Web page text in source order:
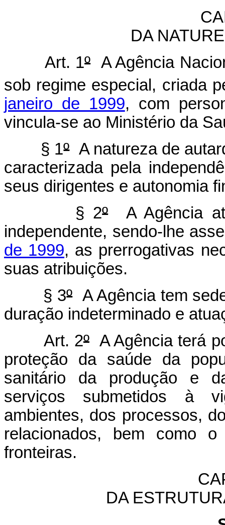
DA
Art. 1ºA Agência
sob regime especial, criada
janeiro de 1999, com
vincula-se ao Ministério da
§ 1ºA natureza de
caracterizada pela
seus dirigentes e autonomia
§ 2ºA Agência
independente, sendo-lhe
de 1999, as prerrogativas
suas atribuições.
§ 3ºA Agência tem
duração indeterminado e
Art. 2º A Agência terá
proteção da saúde da
sanitário da produção e
serviços submetidos à
ambientes, dos processos,
relacionados, bem como
fronteiras.
DA